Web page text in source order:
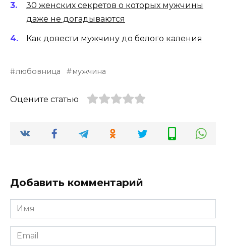
30 женских секретов о которых мужчины
даже не догадываются
Как довести мужчину до белого каления
любовница мужчина
Оцените статью
Добавить комментарий
Имя
*
Email
*